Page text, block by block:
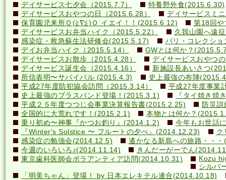
デイサービス七夕会（2015.7.7）
特養野外食(2015.6.30)
デイサービスおやつの日（2015.6.28）
デイサービスミ
保育園児来所Ｏ(≧∇≦)Ｏ イエイ！！(2015.6.12)
第18回
デイサービスお弁当ハイク（2015.5.22）
久我山園へ遠
感染症・救急蘇生法研修会(2015.5.17)
パリ・コレクシ
デイお弁当ハイク（2015.5.14）
GWとは何か？
デイサービスお散歩（2015.4.28）
デイサービスおやつ
デイサービス誕生会（2015.4.16）
新施設長あいさつ
所信表明〜サバイバル (2015.4.3)
史上最強の布陣
平成27年度防犯協会訪問（2015.3.14）
平成27年度事業
史上最強のブラスバンド登場！(2015.3.1)
『タイ焼き焼
平成２５年度つつじ会事業決算報告書(2015.2.25)
防災
全国的に大荒れです！(2015.2.1)
本物とは何か？
乗り初め〜神事『かつお釣り』(2014.1.2)
今年もお世話
『Winter's Solstice 〜 フルートの夕べ』(2014.12.23)
ク
感染症の勉強会(2014.12.5)
遙かなる新島への旅路・・
今週のいろいろ♪(2014.11.14)
きんだーがーでん
東京歯科医師会ボラアンティア訪問(2014.10.31)
Kozu
シルバ
「明美ちゃん」登場！ by 日本エレキテル連合(2014.10.18)